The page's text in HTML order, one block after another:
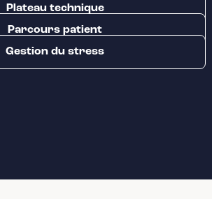
EN SAVOIR PLUS
Plateau technique
Parcours patient
Gestion du stress